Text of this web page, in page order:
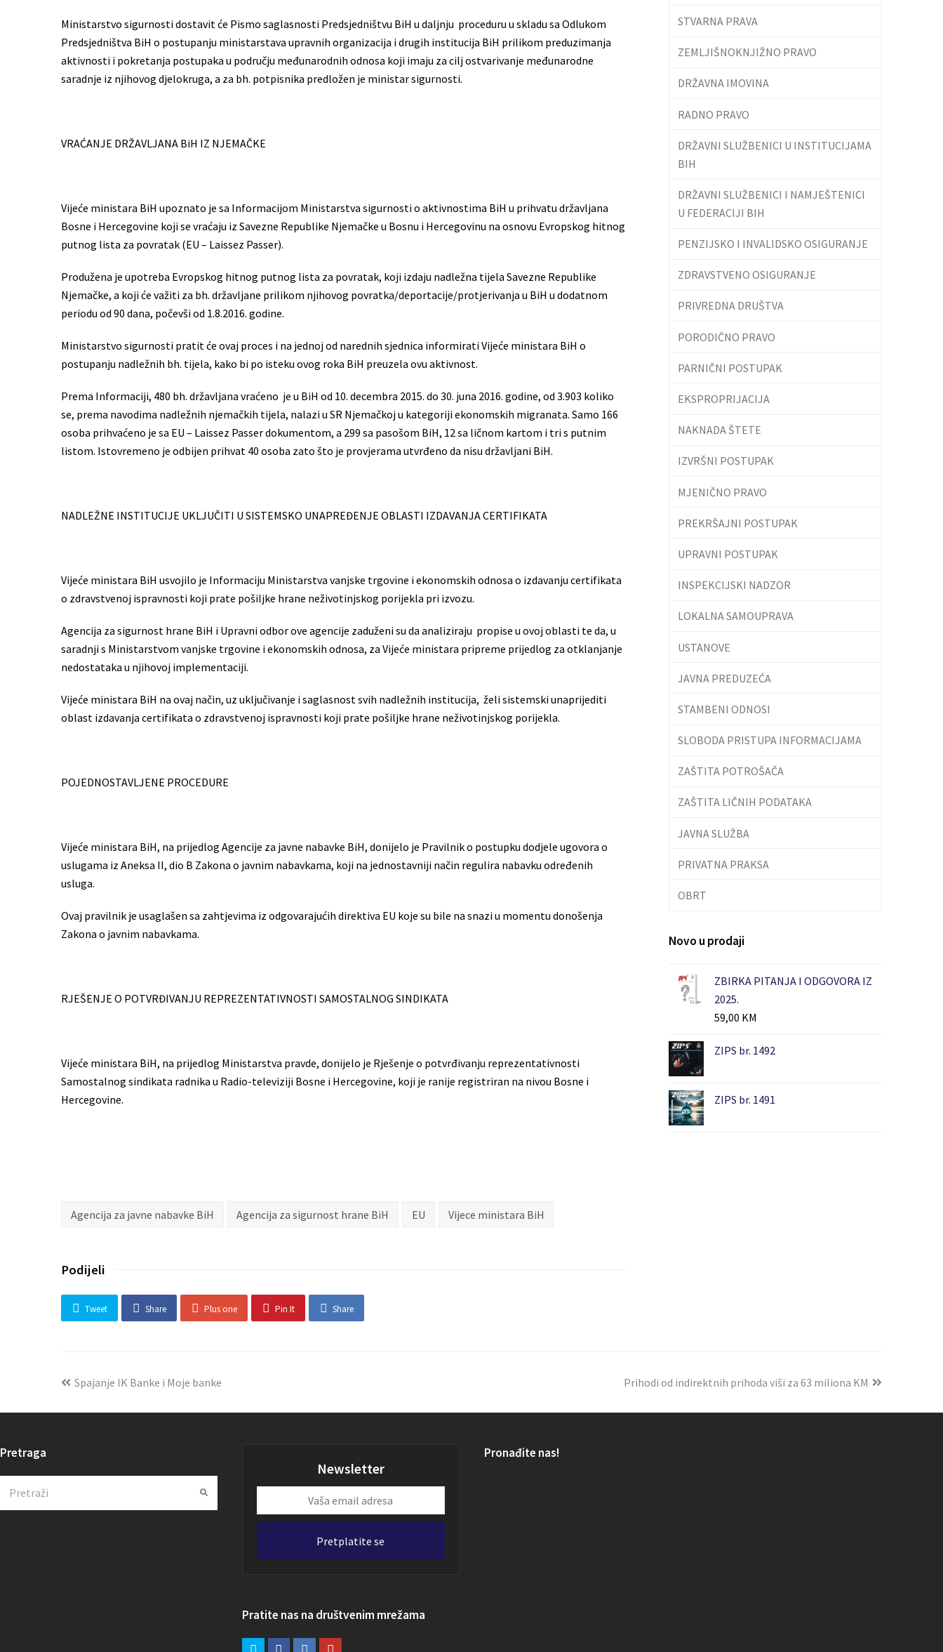
Ministarstvo sigurnosti dostavit će Pismo saglasnosti Predsjedništvu BiH u daljnju proceduru u skladu sa Odlukom
Predsjedništva BiH o postupanju ministarstava upravnih organizacija i drugih institucija BiH prilikom preduzimanja
aktivnosti i pokretanja postupaka u području međunarodnih odnosa koji imaju za cilj ostvarivanje međunarodne
saradnje iz njihovog djelokruga, a za bh. potpisnika predložen je ministar sigurnosti.
VRAĆANJE DRŽAVLJANA BiH IZ NJEMAČKE
Vijeće ministara BiH upoznato je sa Informacijom Ministarstva sigurnosti o aktivnostima BiH u prihvatu državljana
Bosne i Hercegovine koji se vraćaju iz Savezne Republike Njemačke u Bosnu i Hercegovinu na osnovu Evropskog hitnog
putnog lista za povratak (EU – Laissez Passer).
Produžena je upotreba Evropskog hitnog putnog lista za povratak, koji izdaju nadležna tijela Savezne Republike
Njemačke, a koji će važiti za bh. državljane prilikom njihovog povratka/deportacije/protjerivanja u BiH u dodatnom
periodu od 90 dana, počevši od 1.8.2016. godine.
Ministarstvo sigurnosti pratit će ovaj proces i na jednoj od narednih sjednica informirati Vijeće ministara BiH o
postupanju nadležnih bh. tijela, kako bi po isteku ovog roka BiH preuzela ovu aktivnost.
Prema Informaciji, 480 bh. državljana vraćeno je u BiH od 10. decembra 2015. do 30. juna 2016. godine, od 3.903 koliko
se, prema navodima nadležnih njemačkih tijela, nalazi u SR Njemačkoj u kategoriji ekonomskih migranata. Samo 166
osoba prihvaćeno je sa EU – Laissez Passer dokumentom, a 299 sa pasošom BiH, 12 sa ličnom kartom i tri s putnim
listom. Istovremeno je odbijen prihvat 40 osoba zato što je provjerama utvrđeno da nisu državljani BiH.
NADLEŽNE INSTITUCIJE UKLJUČITI U SISTEMSKO UNAPREĐENJE OBLASTI IZDAVANJA CERTIFIKATA
Vijeće ministara BiH usvojilo je Informaciju Ministarstva vanjske trgovine i ekonomskih odnosa o izdavanju certifikata
o zdravstvenoj ispravnosti koji prate pošiljke hrane neživotinjskog porijekla pri izvozu.
Agencija za sigurnost hrane BiH i Upravni odbor ove agencije zaduženi su da analiziraju propise u ovoj oblasti te da, u
saradnji s Ministarstvom vanjske trgovine i ekonomskih odnosa, za Vijeće ministara pripreme prijedlog za otklanjanje
nedostataka u njihovoj implementaciji.
Vijeće ministara BiH na ovaj način, uz uključivanje i saglasnost svih nadležnih institucija, želi sistemski unaprijediti
oblast izdavanja certifikata o zdravstvenoj ispravnosti koji prate pošiljke hrane neživotinjskog porijekla.
POJEDNOSTAVLJENE PROCEDURE
Vijeće ministara BiH, na prijedlog Agencije za javne nabavke BiH, donijelo je Pravilnik o postupku dodjele ugovora o
uslugama iz Aneksa II, dio B Zakona o javnim nabavkama, koji na jednostavniji način regulira nabavku određenih
usluga.
Ovaj pravilnik je usaglašen sa zahtjevima iz odgovarajućih direktiva EU koje su bile na snazi u momentu donošenja
Zakona o javnim nabavkama.
RJEŠENJE O POTVRĐIVANJU REPREZENTATIVNOSTI SAMOSTALNOG SINDIKATA
Vijeće ministara BiH, na prijedlog Ministarstva pravde, donijelo je Rješenje o potvrđivanju reprezentativnosti
Samostalnog sindikata radnika u Radio-televiziji Bosne i Hercegovine, koji je ranije registriran na nivou Bosne i
Hercegovine.
Agencija za javne nabavke BiH Agencija za sigurnost hrane BiH EU Vijece ministara BiH
Podijeli
Tweet Share Plus one Pin It Share
STVARNA PRAVA
ZEMLJIŠNOKNJIŽNO PRAVO
DRŽAVNA IMOVINA
RADNO PRAVO
DRŽAVNI SLUŽBENICI U INSTITUCIJAMA
BIH
DRŽAVNI SLUŽBENICI I NAMJEŠTENICI
U FEDERACIJI BIH
PENZIJSKO I INVALIDSKO OSIGURANJE
ZDRAVSTVENO OSIGURANJE
PRIVREDNA DRUŠTVA
PORODIČNO PRAVO
PARNIČNI POSTUPAK
EKSPROPRIJACIJA
NAKNADA ŠTETE
IZVRŠNI POSTUPAK
MJENIČNO PRAVO
PREKRŠAJNI POSTUPAK
UPRAVNI POSTUPAK
INSPEKCIJSKI NADZOR
LOKALNA SAMOUPRAVA
USTANOVE
JAVNA PREDUZEĆA
STAMBENI ODNOSI
SLOBODA PRISTUPA INFORMACIJAMA
ZAŠTITA POTROŠAČA
ZAŠTITA LIČNIH PODATAKA
JAVNA SLUŽBA
PRIVATNA PRAKSA
OBRT
Novo u prodaji
ZBIRKA PITANJA I ODGOVORA IZ
2025.
59,00 KM
ZIPS br. 1492
ZIPS br. 1491
Spajanje IK Banke i Moje banke Prihodi od indirektnih prihoda viši za 63 miliona KM
Pretraga
Submit
Newsletter
email
Pretplatite se
Pratite nas na društvenim mrežama
Pronađite nas!